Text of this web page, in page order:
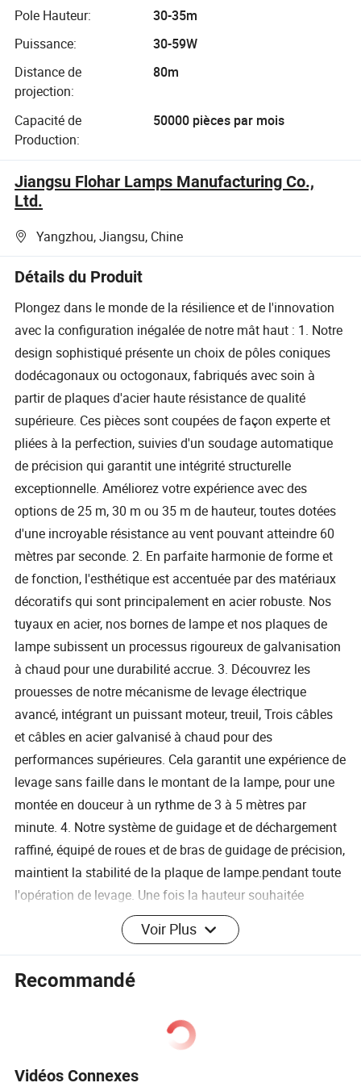
Pole Hauteur:
30-35m
Puissance:
30-59W
Distance de
projection:
80m
Capacité de
Production:
50000 pièces par mois
Jiangsu Flohar Lamps Manufacturing Co.,
Ltd.
Yangzhou, Jiangsu, Chine
Détails du Produit
Plongez dans le monde de la résilience et de l'innovation
avec la configuration inégalée de notre mât haut : 1. Notre
design sophistiqué présente un choix de pôles coniques
dodécagonaux ou octogonaux, fabriqués avec soin à
partir de plaques d'acier haute résistance de qualité
supérieure. Ces pièces sont coupées de façon experte et
pliées à la perfection, suivies d'un soudage automatique
de précision qui garantit une intégrité structurelle
exceptionnelle. Améliorez votre expérience avec des
options de 25 m, 30 m ou 35 m de hauteur, toutes dotées
d'une incroyable résistance au vent pouvant atteindre 60
mètres par seconde. 2. En parfaite harmonie de forme et
de fonction, l'esthétique est accentuée par des matériaux
décoratifs qui sont principalement en acier robuste. Nos
tuyaux en acier, nos bornes de lampe et nos plaques de
lampe subissent un processus rigoureux de galvanisation
à chaud pour une durabilité accrue. 3. Découvrez les
prouesses de notre mécanisme de levage électrique
avancé, intégrant un puissant moteur, treuil, Trois câbles
et câbles en acier galvanisé à chaud pour des
performances supérieures. Cela garantit une expérience de
levage sans faille dans le montant de la lampe, pour une
montée en douceur à un rythme de 3 à 5 mètres par
minute. 4. Notre système de guidage et de déchargement
raffiné, équipé de roues et de bras de guidage de précision,
maintient la stabilité de la plaque de lampe.pendant toute
l'opération de levage. Une fois la hauteur souhaitée
atteinte, la plaque de la lampe descend et se verrouille en
position grâce à son crochet innovant. 5. Notre système
de 6 à 24 lampes, avec des options polyvalentes de 400 W
métallique (lumière blanche), de projecteur et de
projecteur.le contrôleur de temps informatique avancé
permet une gestion sans effort des plannings de
Voir Plus
Recommandé
Vidéos Connexes